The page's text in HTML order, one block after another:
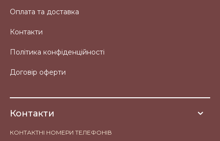
Оплата та доставка
Контакти
Політика конфіденційності
Договір оферти
Контакти
КОНТАКТНІ НОМЕРИ ТЕЛЕФОНІВ